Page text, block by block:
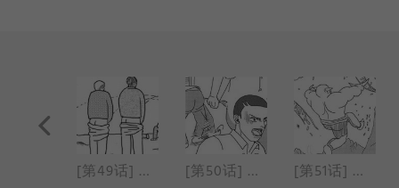
[第49话] 不能让步 [第50话] 吃了又吃以后 [第51话] 最后的手段